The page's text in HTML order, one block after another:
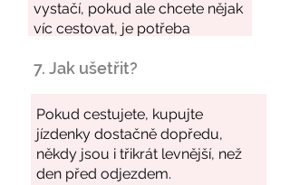
7. Jak ušetřit?